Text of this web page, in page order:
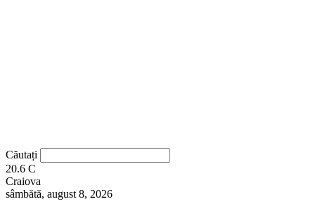
Căutați
20.6 C
Craiova
sâmbătă, august 8, 2026